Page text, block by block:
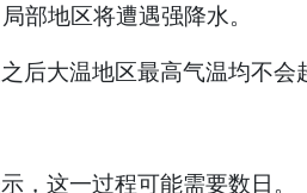
部地区将遭遇强降水。
大温地区最高气温均不会
，这一过程可能需要数日。